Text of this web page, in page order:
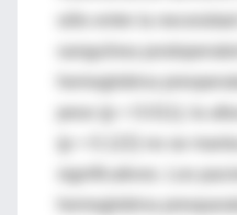
sanguínea
hemoglobina
significativos. Los
hemoglobina